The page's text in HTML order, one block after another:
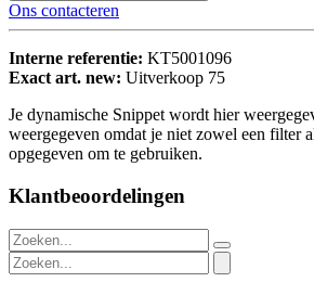
Ons contacteren
Interne referentie: KT5001096
Exact art. new: Uitverkoop 75
Je dynamische Snippet wordt hier
weergegeven omdat je niet zowel een filter
opgegeven om te gebruiken.
Klantbeoordelingen